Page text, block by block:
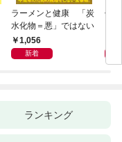
ラーメンと健康 「炭
水化物＝悪」ではない
1,056
新着
仕
ランキング